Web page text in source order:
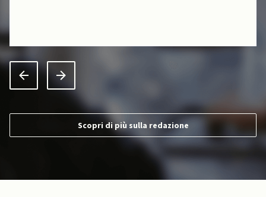
Scopri di più sulla redazione